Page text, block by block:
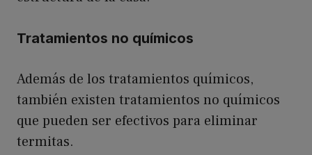
Tratamientos no químicos
Además de los tratamientos químicos,
también existen tratamientos no químicos
que pueden ser efectivos para eliminar
termitas.